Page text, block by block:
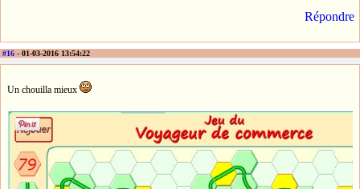
Répondre
#16 - 01-03-2016 13:54:22
Un chouilla mieux